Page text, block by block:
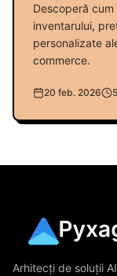
Descoperă
inventarului,
personalizate
commerce.
20 feb. 2026
Arhitecți de soluții